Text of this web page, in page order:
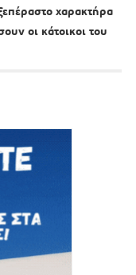
χαρακτήρα
οι κάτοικοι του